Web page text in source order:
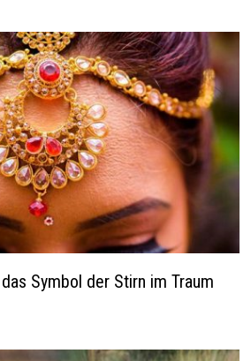
Symbol der Stirn im Traum